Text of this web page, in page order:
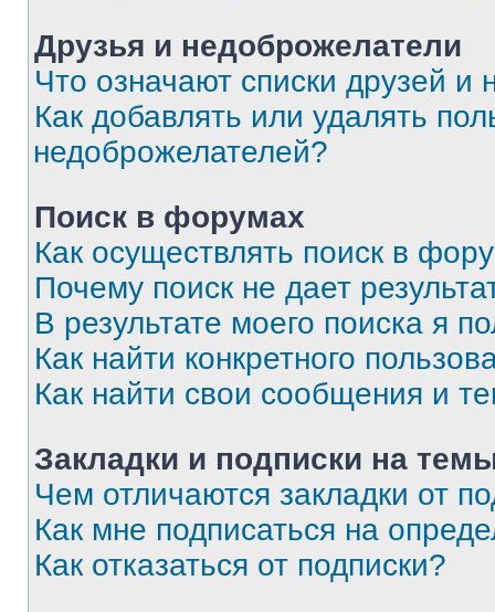
Друзья и недоброжелатели
Что означают списки друзей и
Как добавлять или удалять
недоброжелателей?
Поиск в форумах
Как осуществлять поиск в
Почему поиск не дает
В результате моего поиска я
Как найти конкретного
Как найти свои сообщения и
Закладки и подписки на
Чем отличаются закладки от
Как мне подписаться на
Как отказаться от подписки?